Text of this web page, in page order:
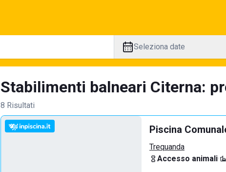
Seleziona date
Stabilimenti balneari Citerna:
8 Risultati
Piscina
Trequanda
Accesso animali·